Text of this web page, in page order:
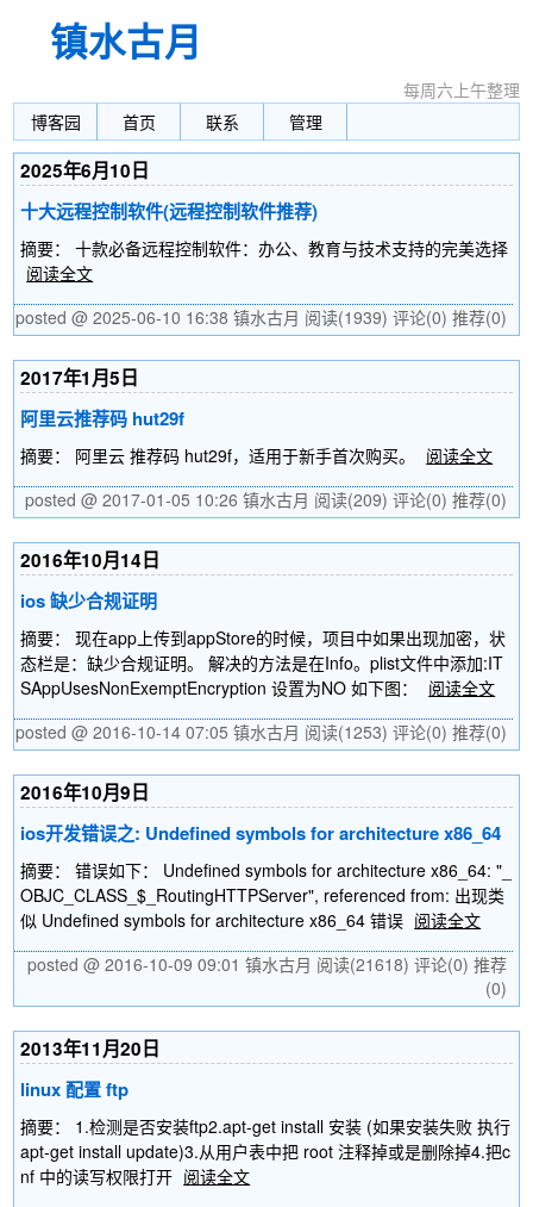
镇水古月
每周六上午整理
博客园
首页 联系 管理
2025年6月10日
十大远程控制软件(远程控制软件推荐)
摘要： 十款必备远程控制软件：办公、教育与技术支持的完美选择
阅读全文
posted @ 2025-06-10 16:38 镇水古月 阅读(1939) 评论(0) 推荐(0)
2017年1月5日
阿里云推荐码 hut29f
摘要： 阿里云 推荐码 hut29f，适用于新手首次购买。
阅读全文
posted @ 2017-01-05 10:26 镇水古月 阅读(209) 评论(0) 推荐(0)
2016年10月14日
ios 缺少合规证明
摘要： 现在app上传到appStore的时候，项目中如果出现加密，状
态栏是：缺少合规证明。 解决的方法是在Info。plist文件中添加:IT
SAppUsesNonExemptEncryption 设置为NO 如下图：
阅读全文
posted @ 2016-10-14 07:05 镇水古月 阅读(1253) 评论(0) 推荐(0)
2016年10月9日
ios开发错误之: Undefined symbols for architecture x86_64
摘要： 错误如下： Undefined symbols for architecture x86_64: "_
OBJC_CLASS_$_RoutingHTTPServer", referenced from: 出现类
似 Undefined symbols for architecture x86_64 错误 阅读全文
posted @ 2016-10-09 09:01 镇水古月 阅读(21618) 评论(0) 推荐
(0)
2013年11月20日
linux 配置 ftp
摘要： 1.检测是否安装ftp2.apt-get install 安装 (如果安装失败 执行
apt-get install update)3.从用户表中把 root 注释掉或是删除掉4.把c
nf 中的读写权限打开 阅读全文